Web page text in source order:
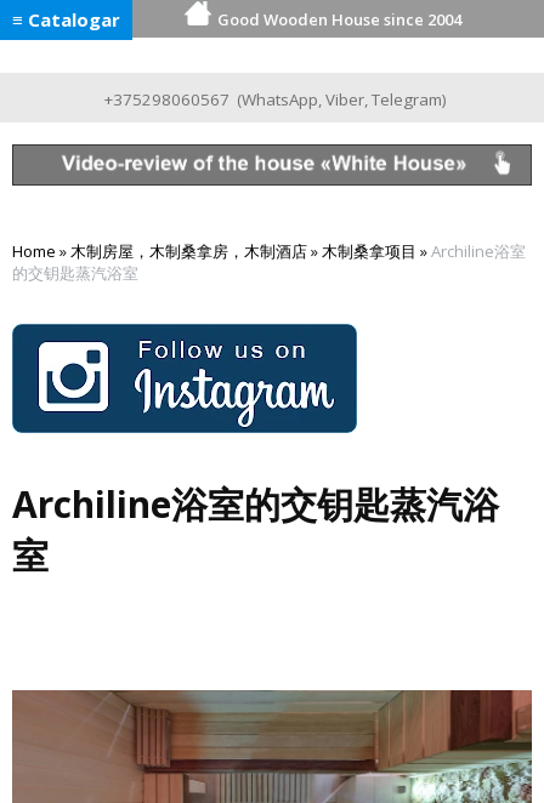
≡ Catalogar Good Wooden House since 2004
+375298060567 (WhatsApp,Viber,Telegram)
Home »木制房屋，木制桑拿房，木制酒店»木制桑拿项目 »Archiline浴室
的交钥匙蒸汽浴室
Archiline浴室的交钥匙蒸汽浴
室